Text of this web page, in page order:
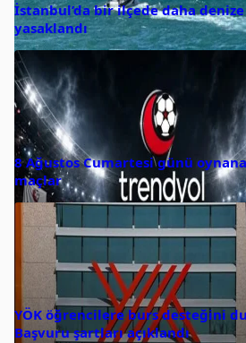
İstanbul’da bir ilçede daha
yasaklandı
8 Ağustos Cumartesi günü
maçlar
YÖK öğrencilere burs desteğini
Başvuru şartları açıklandı